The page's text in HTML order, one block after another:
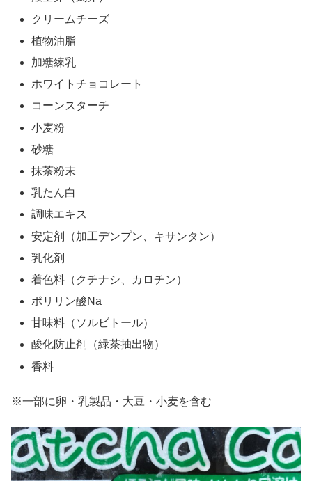
クリームチーズ
植物油脂
加糖練乳
ホワイトチョコレート
コーンスターチ
小麦粉
砂糖
抹茶粉末
乳たん白
調味エキス
安定剤（加工デンプン、キサンタン）
乳化剤
着色料（クチナシ、カロチン）
ポリリン酸Na
甘味料（ソルビトール）
酸化防止剤（緑茶抽出物）
香料
※一部に卵・乳製品・大豆・小麦を含む